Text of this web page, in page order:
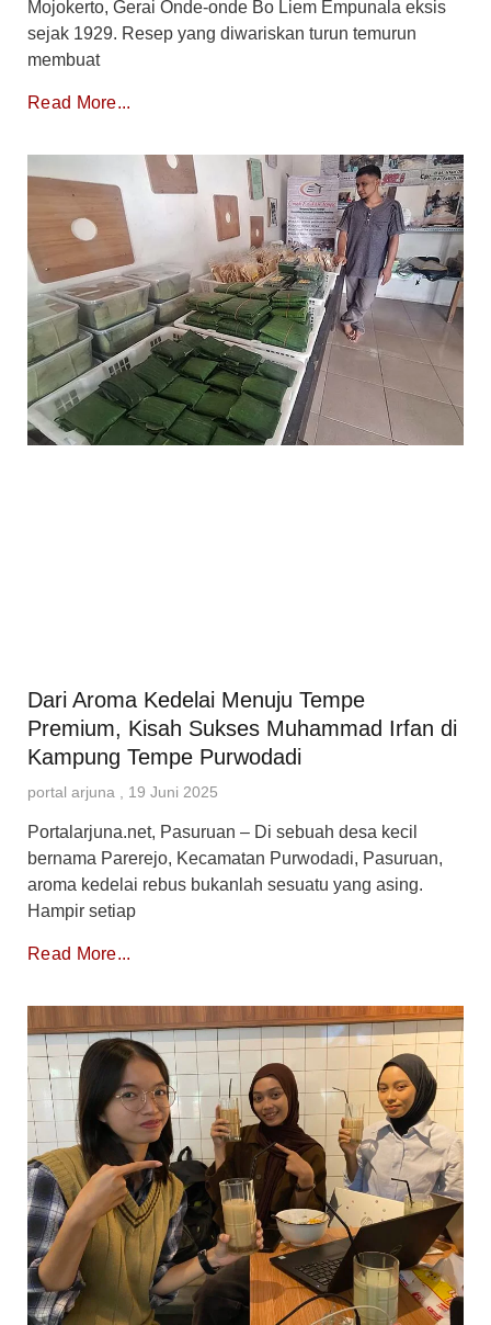
Mojokerto, Gerai Onde-onde Bo Liem Empunala eksis
sejak 1929. Resep yang diwariskan turun temurun
membuat
Read More...
Dari Aroma Kedelai Menuju Tempe
Premium, Kisah Sukses Muhammad Irfan di
Kampung Tempe Purwodadi
portal arjuna 19 Juni 2025
Portalarjuna.net, Pasuruan – Di sebuah desa kecil
bernama Parerejo, Kecamatan Purwodadi, Pasuruan,
aroma kedelai rebus bukanlah sesuatu yang asing.
Hampir setiap
Read More...